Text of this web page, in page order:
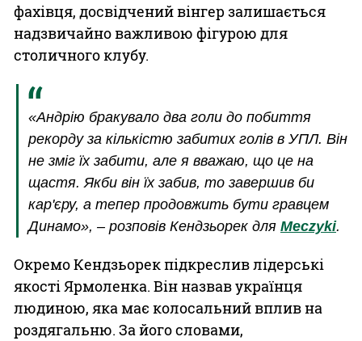
фахівця, досвідчений вінгер залишається
надзвичайно важливою фігурою для
столичного клубу.
«Андрію бракувало два голи до побиття
рекорду за кількістю забитих голів в УПЛ. Він
не зміг їх забити, але я вважаю, що це на
щастя. Якби він їх забив, то завершив би
кар'єру, а тепер продовжить бути гравцем
Динамо», – розповів Кендзьорек для Meczyki.
Окремо Кендзьорек підкреслив лідерські
якості Ярмоленка. Він назвав українця
людиною, яка має колосальний вплив на
роздягальню. За його словами,